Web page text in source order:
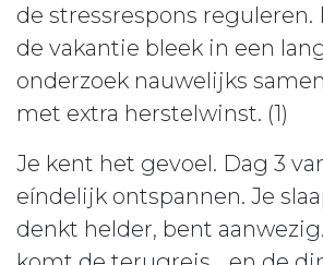
de stressrespons reguleren.
de vakantie bleek in een
onderzoek nauwelijks
met extra herstelwinst. (1)
Je kent het gevoel. Dag 3
eíndelijk ontspannen. Je
denkt helder, bent